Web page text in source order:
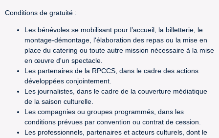
Conditions de gratuité :
Les bénévoles se mobilisant pour l’accueil, la billetterie, le
montage-démontage, l'élaboration des repas ou la mise en
place du catering ou toute autre mission nécessaire à la mise
en œuvre d'un spectacle.
Les partenaires de la RPCCS, dans le cadre des actions
développées conjointement.
Les journalistes, dans le cadre de la couverture médiatique
de la saison culturelle.
Les compagnies ou groupes programmés, dans les
conditions prévues par convention ou contrat de cession.
Les professionnels, partenaires et acteurs culturels, dont le